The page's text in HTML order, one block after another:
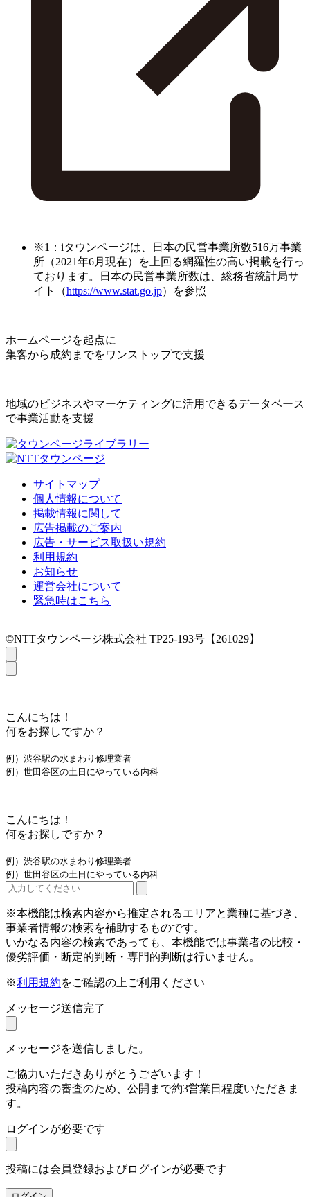
※1：iタウンページは、日本の民営事業所数516万事業
所（2021年6月現在）を上回る網羅性の高い掲載を行っ
ております。日本の民営事業所数は、総務省統計局サ
イト（https://www.stat.go.jp）を参照
ホームページを起点に
集客から成約までをワンストップで支援
地域のビジネスやマーケティングに活用できるデータベース
で事業活動を支援
サイトマップ
個人情報について
掲載情報に関して
広告掲載のご案内
広告・サービス取扱い規約
利用規約
お知らせ
運営会社について
緊急時はこちら
©NTTタウンページ株式会社 TP25-193号【261029】
こんにちは！
何をお探しですか？
例）渋谷駅の水まわり修理業者
例）世田谷区の土日にやっている内科
こんにちは！
何をお探しですか？
例）渋谷駅の水まわり修理業者
例）世田谷区の土日にやっている内科
※本機能は検索内容から推定されるエリアと業種に基づき、
事業者情報の検索を補助するものです。
いかなる内容の検索であっても、本機能では事業者の比較・
優劣評価・断定的判断・専門的判断は行いません。
※利用規約をご確認の上ご利用ください
メッセージ送信完了
メッセージを送信しました。
ご協力いただきありがとうございます！
投稿内容の審査のため、公開まで約3営業日程度いただきま
す。
ログインが必要です
投稿には会員登録およびログインが必要です